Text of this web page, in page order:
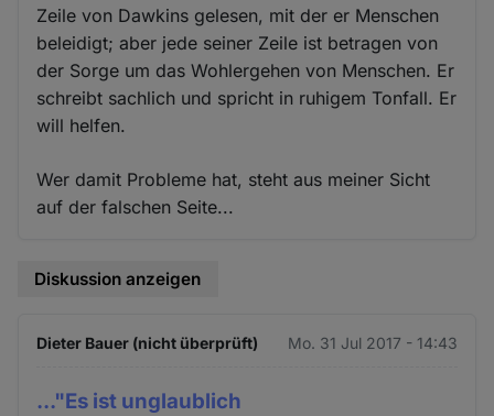
Zeile von Dawkins gelesen, mit der er Menschen
beleidigt; aber jede seiner Zeile ist betragen von
der Sorge um das Wohlergehen von Menschen. Er
schreibt sachlich und spricht in ruhigem Tonfall. Er
will helfen.
Wer damit Probleme hat, steht aus meiner Sicht
auf der falschen Seite...
Diskussion anzeigen
Dieter Bauer (nicht überprüft) Mo. 31 Jul 2017 - 14:43
..."Es ist unglaublich